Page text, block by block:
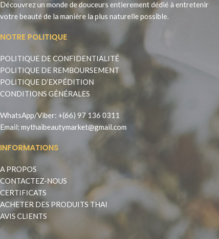
Découvrez un monde de douceurs entierement dédié à entretenir
votre beauté de la manière la plus naturelle possible.
NOTRE POLITIQUE
POLITIQUE DE CONFIDENTIALITÉ
POLITIQUE DE REMBOURSEMENT
POLITIQUE D’EXPÉDITION
CONDITIONS GÉNÉRALES
WhatsApp/Viber: +(66) 97 136 0311
Email: mythaibeautymarket@gmail.com
INFORMATIONS
A PROPOS
CONTACTEZ-NOUS
CERTIFICATS
ACHETER DES PRODUITS THAI
AVIS CLIENTS